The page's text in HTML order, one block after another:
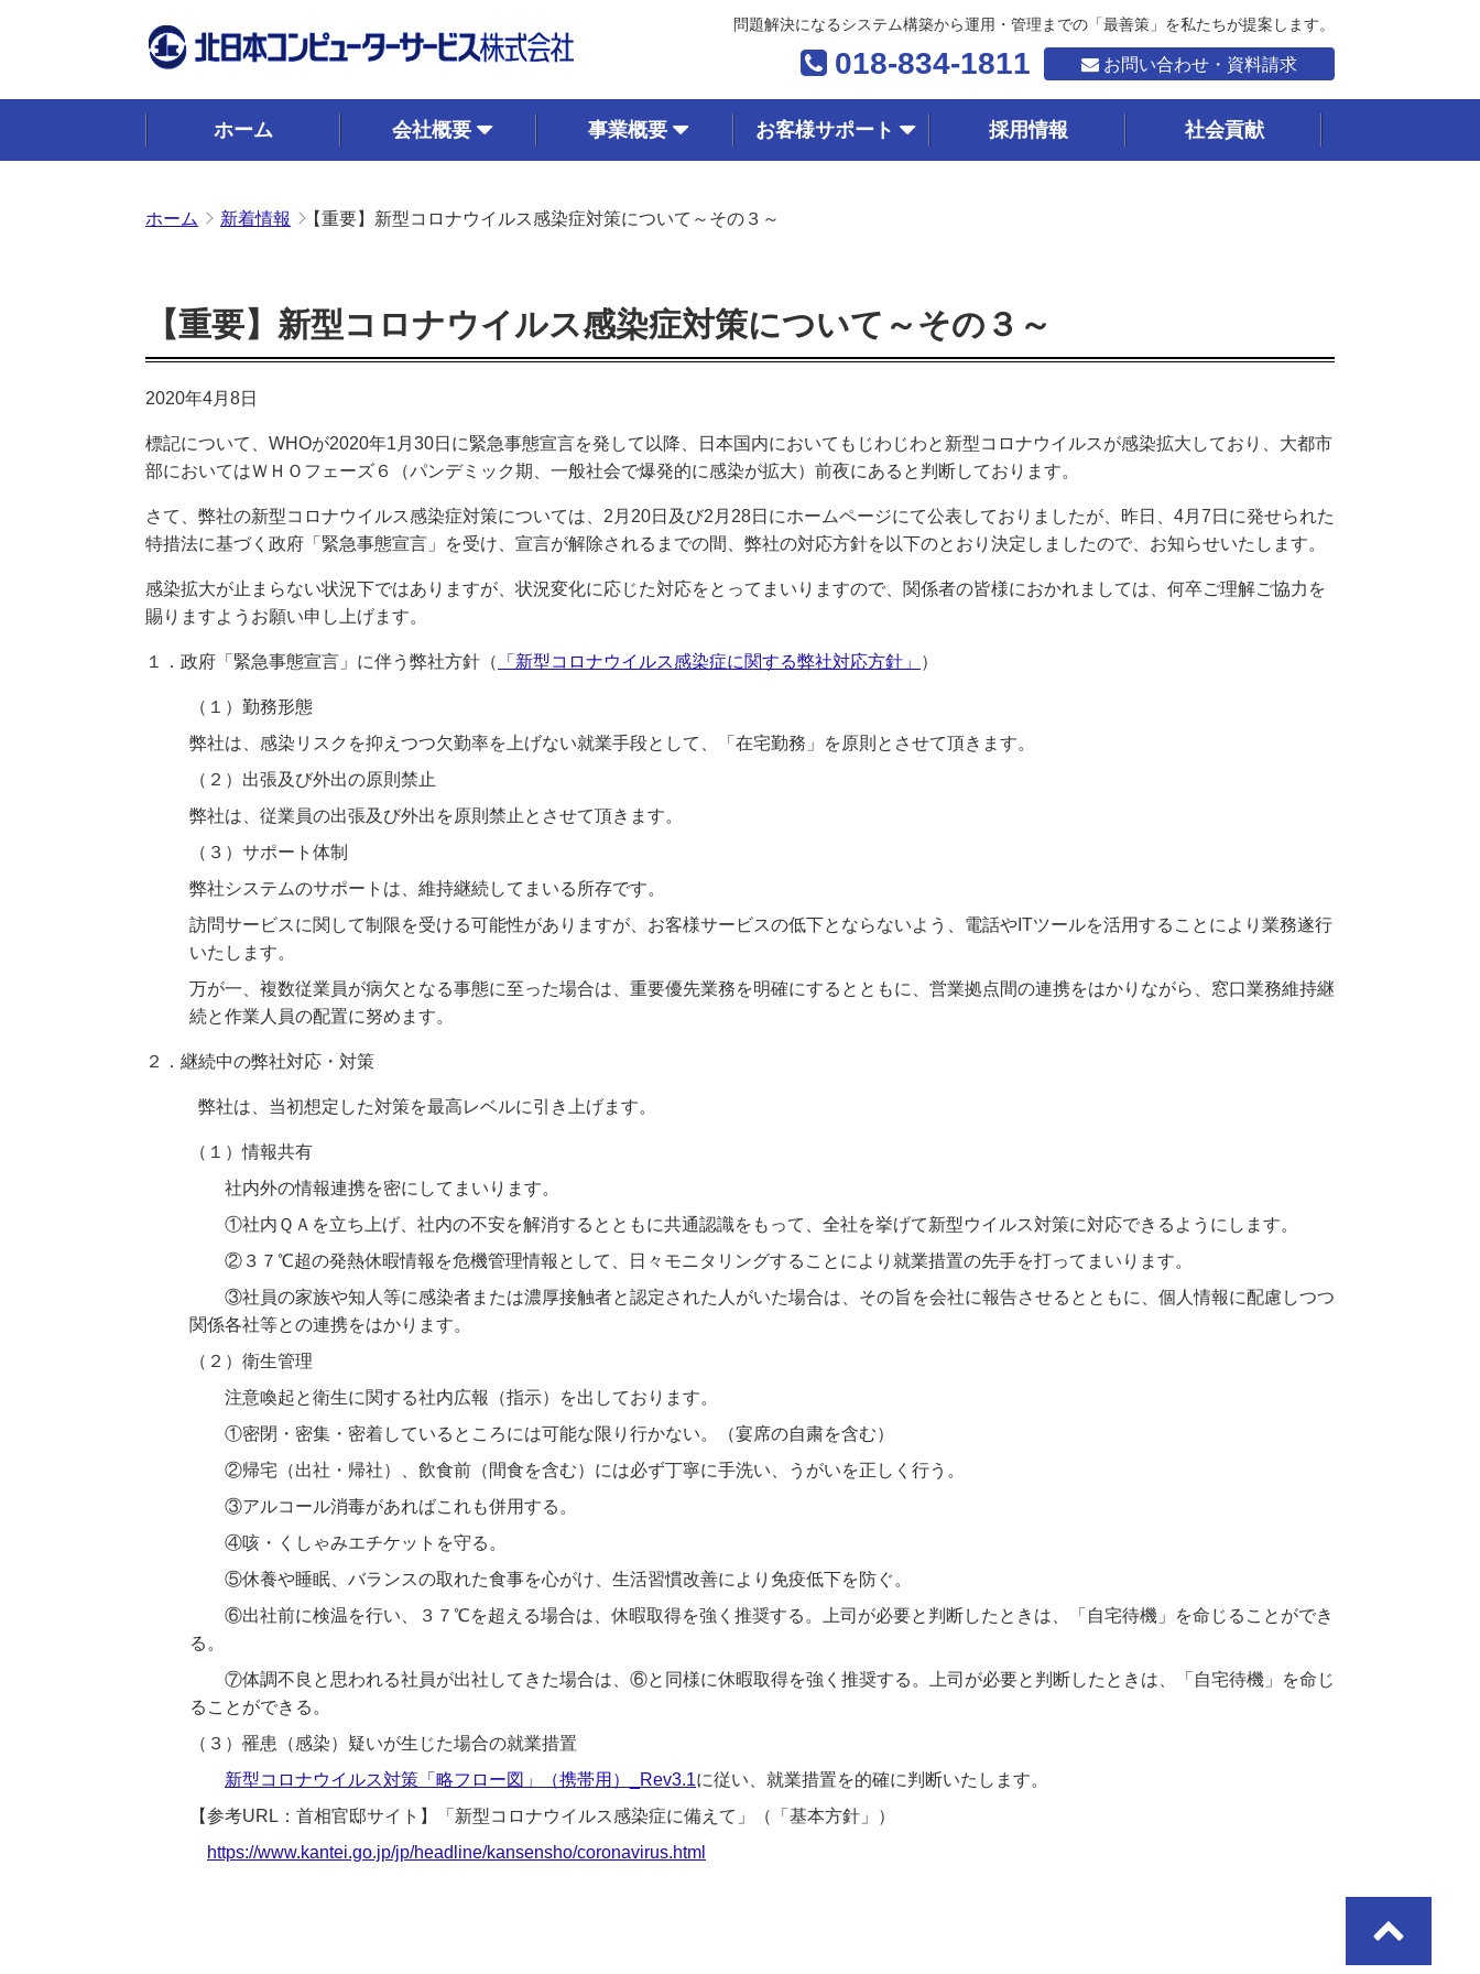
問題解決になるシステム構築から運用・管理までの「最善策」を私たちが提案します。
018-834-1811 お問い合わせ・資料請求
ホーム 会社概要 事業概要 お客様サポート 採用情報 社会貢献
ホーム 新着情報 【重要】新型コロナウイルス感染症対策について～その３～
【重要】新型コロナウイルス感染症対策について～その３～
2020年4月8日
標記について、WHOが2020年1月30日に緊急事態宣言を発して以降、日本国内においてもじわじわと新型コロナウイルスが感染拡大しており、大都市
部においてはＷＨＯフェーズ６（パンデミック期、一般社会で爆発的に感染が拡大）前夜にあると判断しております。
さて、弊社の新型コロナウイルス感染症対策については、2月20日及び2月28日にホームページにて公表しておりましたが、昨日、4月7日に発せられた
特措法に基づく政府「緊急事態宣言」を受け、宣言が解除されるまでの間、弊社の対応方針を以下のとおり決定しましたので、お知らせいたします。
感染拡大が止まらない状況下ではありますが、状況変化に応じた対応をとってまいりますので、関係者の皆様におかれましては、何卒ご理解ご協力を
賜りますようお願い申し上げます。
１．政府「緊急事態宣言」に伴う弊社方針（ 「新型コロナウイルス感染症に関する弊社対応方針」 ）
（１）勤務形態
弊社は、感染リスクを抑えつつ欠勤率を上げない就業手段として、「在宅勤務」を原則とさせて頂きます。
（２）出張及び外出の原則禁止
弊社は、従業員の出張及び外出を原則禁止とさせて頂きます。
（３）サポート体制
弊社システムのサポートは、維持継続してまいる所存です。
訪問サービスに関して制限を受ける可能性がありますが、お客様サービスの低下とならないよう、電話やITツールを活用することにより業務遂行
いたします。
万が一、複数従業員が病欠となる事態に至った場合は、重要優先業務を明確にするとともに、営業拠点間の連携をはかりながら、窓口業務維持継
続と作業人員の配置に努めます。
２．継続中の弊社対応・対策
弊社は、当初想定した対策を最高レベルに引き上げます。
（１）情報共有
社内外の情報連携を密にしてまいります。
①社内ＱＡを立ち上げ、社内の不安を解消するとともに共通認識をもって、全社を挙げて新型ウイルス対策に対応できるようにします。
②３７℃超の発熱休暇情報を危機管理情報として、日々モニタリングすることにより就業措置の先手を打ってまいります。
③社員の家族や知人等に感染者または濃厚接触者と認定された人がいた場合は、その旨を会社に報告させるとともに、個人情報に配慮しつつ
関係各社等との連携をはかります。
（２）衛生管理
注意喚起と衛生に関する社内広報（指示）を出しております。
①密閉・密集・密着しているところには可能な限り行かない。（宴席の自粛を含む）
②帰宅（出社・帰社）、飲食前（間食を含む）には必ず丁寧に手洗い、うがいを正しく行う。
③アルコール消毒があればこれも併用する。
④咳・くしゃみエチケットを守る。
⑤休養や睡眠、バランスの取れた食事を心がけ、生活習慣改善により免疫低下を防ぐ。
⑥出社前に検温を行い、３７℃を超える場合は、休暇取得を強く推奨する。上司が必要と判断したときは、「自宅待機」を命じることができ
る。
⑦体調不良と思われる社員が出社してきた場合は、⑥と同様に休暇取得を強く推奨する。上司が必要と判断したときは、「自宅待機」を命じ
ることができる。
（３）罹患（感染）疑いが生じた場合の就業措置
新型コロナウイルス対策「略フロー図」（携帯用）_Rev3.1に従い、就業措置を的確に判断いたします。
【参考URL：首相官邸サイト】「新型コロナウイルス感染症に備えて」（「基本方針」）
https://www.kantei.go.jp/jp/headline/kansensho/coronavirus.html